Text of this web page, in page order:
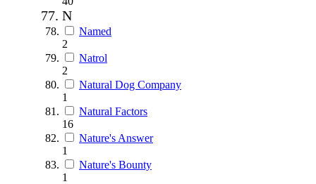
N
Named
2
Natrol
2
Natural Dog Company
1
Natural Factors
16
Nature's Answer
1
Nature's Bounty
1